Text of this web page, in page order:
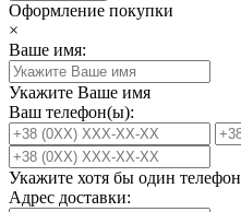
Оформление покупки
×
Ваше имя:
Укажите Ваше имя
Ваш телефон(ы):
Укажите хотя бы один телефон
Адрес доставки: